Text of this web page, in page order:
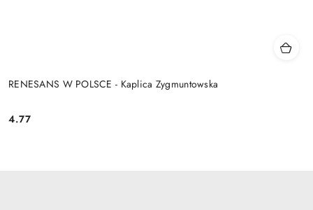
RENESANS W POLSCE - Kaplica Zygmuntowska
Cena:
4.77